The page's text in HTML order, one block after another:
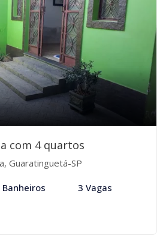
com 4 quartos
Guaratinguetá-SP
Banheiros 3 Vagas